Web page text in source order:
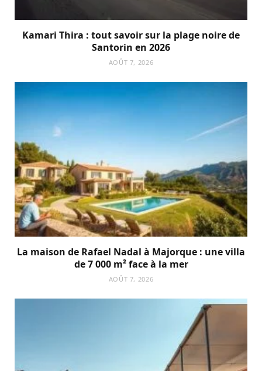
Kamari Thira : tout savoir sur la plage noire de
Santorin en 2026
AOÛT 7, 2026
La maison de Rafael Nadal à Majorque : une villa
de 7 000 m² face à la mer
AOÛT 7, 2026